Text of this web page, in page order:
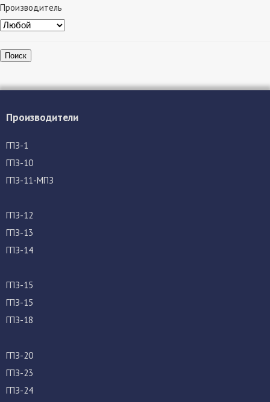
Производитель
Поиск
Производители
ГПЗ-1
ГПЗ-10
ГПЗ-11-МПЗ
ГПЗ-12
ГПЗ-13
ГПЗ-14
ГПЗ-15
ГПЗ-15
ГПЗ-18
ГПЗ-20
ГПЗ-23
ГПЗ-24